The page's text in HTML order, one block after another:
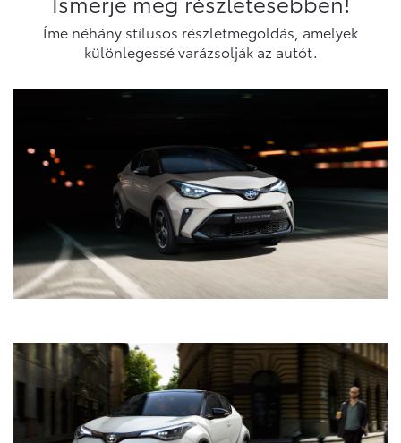
Íme néhány stílusos részletmegoldás, amelyek
különlegessé varázsolják az autót.